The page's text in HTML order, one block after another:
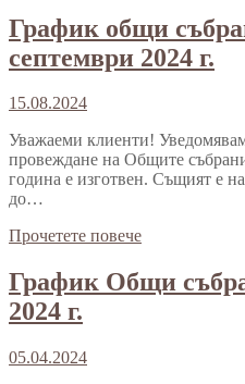
График общи
септември 2024 г.
15.08.2024
Уважаеми клиенти!
провеждане на Общите
година е изготвен. Същият е
до…
Прочетете повече
График Общи
2024 г.
05.04.2024